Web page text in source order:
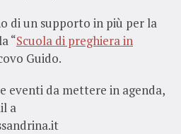
di un supporto in più per la
“Scuola di preghiera in
Guido.
eventi da mettere in agenda,
a